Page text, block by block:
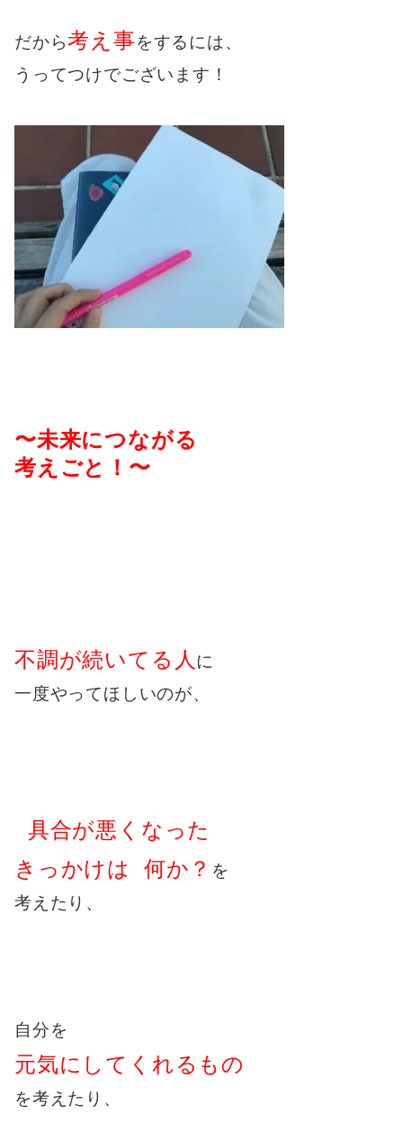
だから考え事をするには、
うってつけでございます！
〜未来につながる
考えごと！〜
不調が続いてる人 に
一度やってほしいのが、
具合が悪くなった
きっかけは 何か？ を
考えたり、
自分を
元気にしてくれるもの
を考えたり、